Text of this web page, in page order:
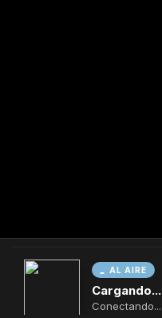
AL AIRE
Cargando...
Conectando...